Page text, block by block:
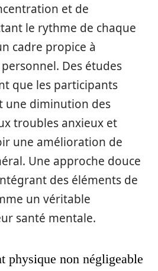
et de
le rythme de chaque
cadre propice à
Des études
que les participants
une diminution des
troubles anxieux et
une amélioration de
Une approche douce
des éléments de
un véritable
santé mentale.
physique non négligeable